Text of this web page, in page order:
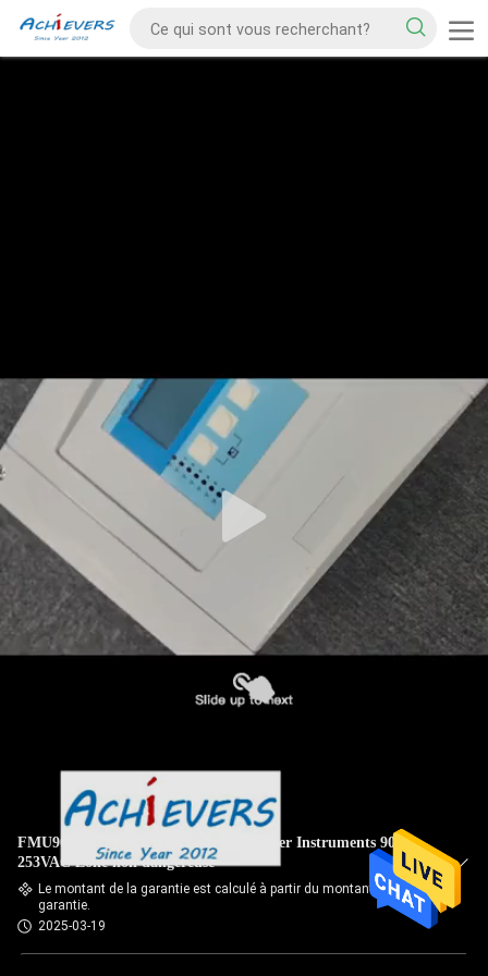
FMU90-R11CA111AA3A Endress+Hauser Instruments 90-
253VAC Zone non dangereuse
Le montant de la garantie est calculé à partir du montant de la
garantie.
2025-03-19